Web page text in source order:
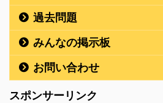
過去問題
みんなの掲示板
お問い合わせ
スポンサーリンク